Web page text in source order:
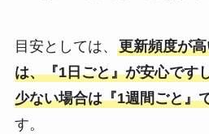
目安としては、 更新頻度が
は、『1日ごと』が安心です
少ない場合は『1週間ごと』
す。